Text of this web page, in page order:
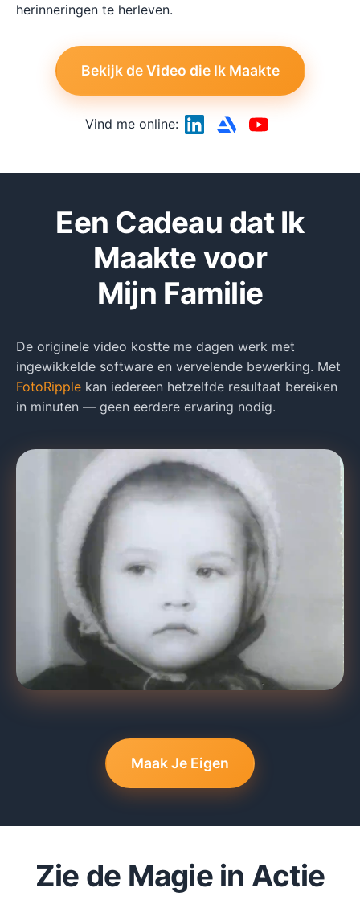
herinneringen te herleven.
Bekijk de Video die Ik Maakte
Vind me online:
Een Cadeau dat Ik
Maakte voor
Mijn Familie
De originele video kostte me dagen werk met
ingewikkelde software en vervelende bewerking. Met
FotoRipple kan iedereen hetzelfde resultaat bereiken
in minuten — geen eerdere ervaring nodig.
Maak Je Eigen
Zie de Magie in Actie